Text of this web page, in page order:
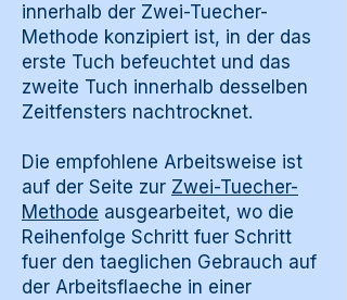
innerhalb der Zwei-Tuecher-
Methode konzipiert ist, in der das
erste Tuch befeuchtet und das
zweite Tuch innerhalb desselben
Zeitfensters nachtrocknet.
Die empfohlene Arbeitsweise ist
auf der Seite zur Zwei-Tuecher-
Methode ausgearbeitet, wo die
Reihenfolge Schritt fuer Schritt
fuer den taeglichen Gebrauch auf
der Arbeitsflaeche in einer